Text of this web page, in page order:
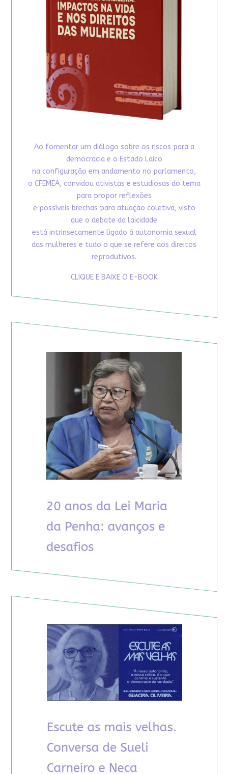
Ao fomentar um diálogo sobre os riscos para a
democracia e o Estado Laico
na configuração em andamento no parlamento,
o CFEMEA, convidou ativistas e estudiosas do tema
para propor reflexões
e possíveis brechas para atuação coletiva, visto
que o debate da laicidade
está intrinsecamente ligado à autonomia sexual
das mulheres e tudo o que se refere aos direitos
reprodutivos.
CLIQUE E BAIXE O E-BOOK